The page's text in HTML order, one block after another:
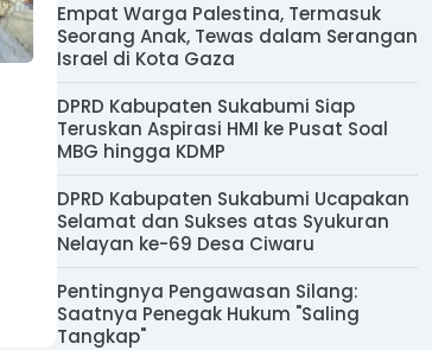
Empat Warga Palestina, Termasuk
Seorang Anak, Tewas dalam Serangan
Israel di Kota Gaza
DPRD Kabupaten Sukabumi Siap
Teruskan Aspirasi HMI ke Pusat Soal
MBG hingga KDMP
DPRD Kabupaten Sukabumi Ucapakan
Selamat dan Sukses atas Syukuran
Nelayan ke-69 Desa Ciwaru
Pentingnya Pengawasan Silang:
Saatnya Penegak Hukum "Saling
Tangkap"